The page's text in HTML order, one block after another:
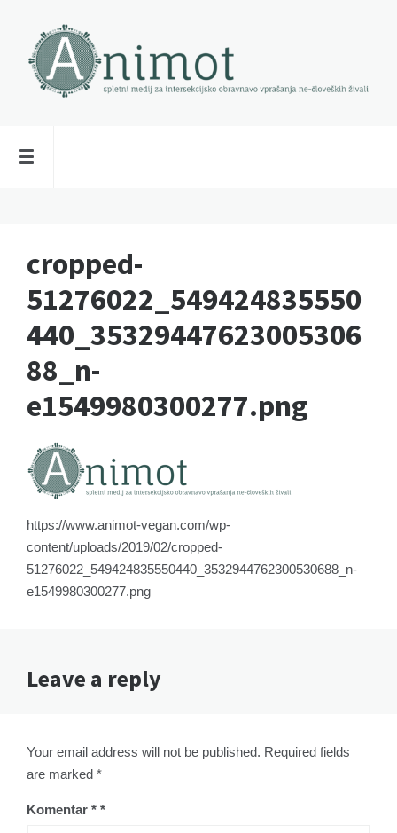
cropped-
51276022_549424835550
440_35329447623005306
88_n-
e1549980300277.png
https://www.animot-vegan.com/wp-
content/uploads/2019/02/cropped-
51276022_549424835550440_3532944762300530688_n-
e1549980300277.png
Leave a reply
Your email address will not be published. Required fields
are marked *
Komentar *